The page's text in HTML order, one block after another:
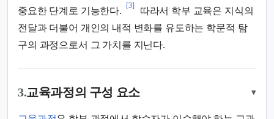
중요한 단계로 기능한다.
[3]
따라서 학부 교육은 지식의
전달과 더불어 개인의 내적 변화를 유도하는 학문적 탐
구의 과정으로서 그 가치를 지닌다.
3.교육과정의 구성 요소 ▾